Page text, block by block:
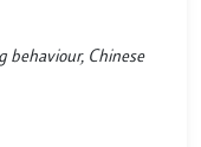
behaviour, Chinese